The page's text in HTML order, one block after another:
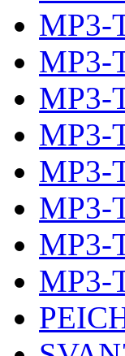
MP3-
MP3-
MP3-
MP3-
MP3-
MP3-
MP3-
MP3-